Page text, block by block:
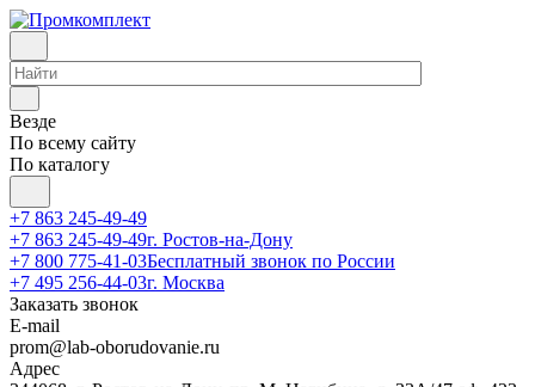
Везде
По всему сайту
По каталогу
+7 863 245-49-49
+7 863 245-49-49г. Ростов-на-Дону
+7 800 775-41-03Бесплатный звонок по России
+7 495 256-44-03г. Москва
Заказать звонок
E-mail
prom@lab-oborudovanie.ru
Адрес